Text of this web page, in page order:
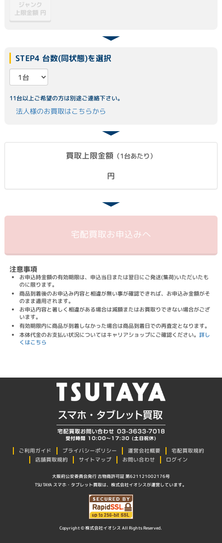
ジャンク
上限金額 円
STEP4 台数(同状態)を選択
11台以上ご希望の方は別途ご連絡下さい。
法人様のお買取はこちらから
買取上限金額 （1台あたり）
円
宅配買取お申込みへ
注意事項
お申込時金額の有効期限は、申込当日または翌日にご発送(集荷)いただいたも
のに限ります。
商品到着後のお申込み内容と相違が無い事が確認できれば、お申込み金額がそ
のまま適用されます。
お申込内容と著しく相違がある場合は減額またはお買取りできない場合がござ
います。
有効期限内に商品が到着しなかった場合は商品到着日での再査定となります。
本体代金のお支払い状況についてはキャリアショップにご確認ください。詳し
くはこちら
ご利用ガイド プライバシーポリシー 運営会社概要
宅配買取規約
店舗買取規約
サイトマップ お問い合わせ ログイン
大阪府公安委員会発行 古物商許可証 第621121002176号
TSUTAYA スマホ・タブレット買取は、株式会社イオシスが運営しています。
Copyright © 株式会社イオシス All Rights Reserved.